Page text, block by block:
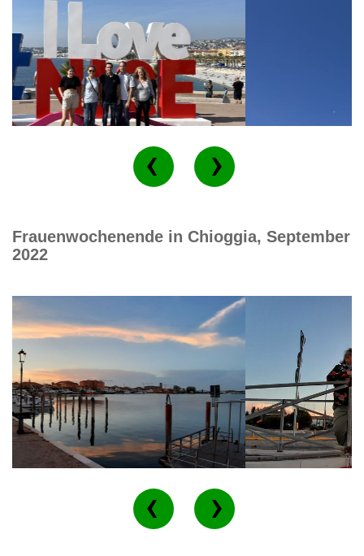
Frauenwochenende in Chioggia, September
2022